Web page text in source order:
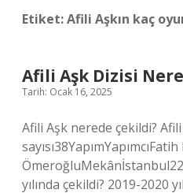
Etiket:Afili Aşkın kaç
Afili Aşk Dizisi
Tarih: Ocak 16, 2025
Afili Aşk nerede çekildi?
yılında çekildi? 2019-2020